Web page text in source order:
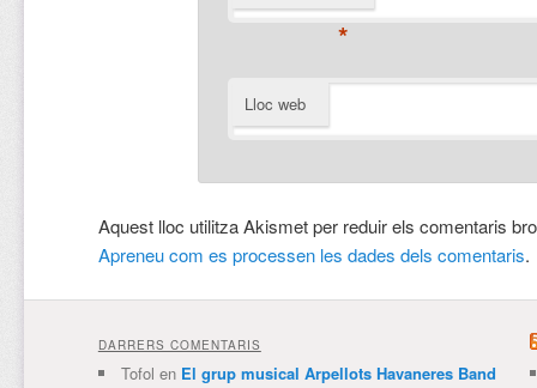
*
Lloc web
Aquest lloc utilitza Akismet per reduir els comentaris
Apreneu com es processen les dades dels comentaris.
DARRERS COMENTARIS
Tofol en El grup musical Arpellots Havaneres Band